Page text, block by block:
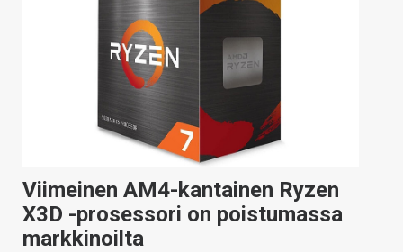
Viimeinen AM4-kantainen Ryzen
X3D -prosessori on poistumassa
markkinoilta